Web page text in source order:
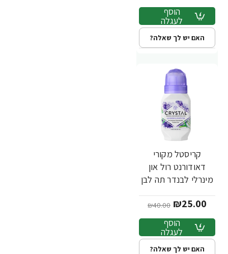
הוסף
לעגלה
האם יש לך שאלה?
קריסטל מקורי
דאודורנט רול און
מינרלי לבנדר תה לבן
Crystal Body
₪25.00
₪40.00
הוסף
לעגלה
האם יש לך שאלה?